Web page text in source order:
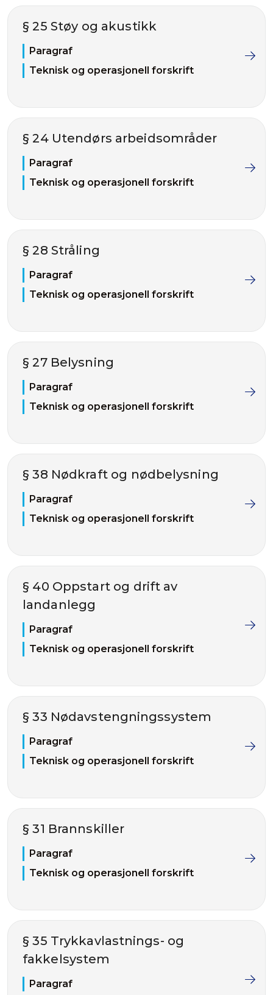
§ 25 Støy og akustikk
Paragraf
Teknisk og operasjonell forskrift
§ 24 Utendørs arbeidsområder
Paragraf
Teknisk og operasjonell forskrift
§ 28 Stråling
Paragraf
Teknisk og operasjonell forskrift
§ 27 Belysning
Paragraf
Teknisk og operasjonell forskrift
§ 38 Nødkraft og nødbelysning
Paragraf
Teknisk og operasjonell forskrift
§ 40 Oppstart og drift av
landanlegg
Paragraf
Teknisk og operasjonell forskrift
§ 33 Nødavstengningssystem
Paragraf
Teknisk og operasjonell forskrift
§ 31 Brannskiller
Paragraf
Teknisk og operasjonell forskrift
§ 35 Trykkavlastnings- og
fakkelsystem
Paragraf